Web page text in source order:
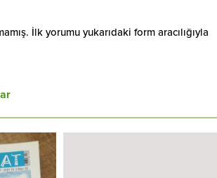
İlk yorumu yukarıdaki form aracılığıyla